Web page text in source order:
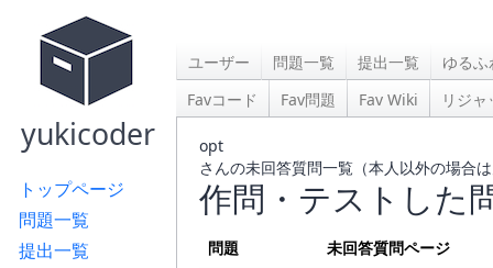
yukicoder
トップページ
問題一覧
提出一覧
ユーザー 問題一覧 提出一覧
ゆる
Favコード
Fav問題 Fav Wiki リジ
opt
さんの未回答質問一覧（本人以外の場合
作問・テストした
問題 未回答質問ページ